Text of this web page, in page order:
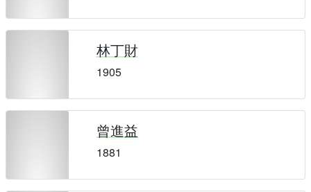
林丁財
1905
曾進益
1881